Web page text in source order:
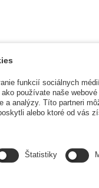
funkcií sociálnych
používate naše
a analýzy. Títo partneri
alebo ktoré od vás
Štatistiky